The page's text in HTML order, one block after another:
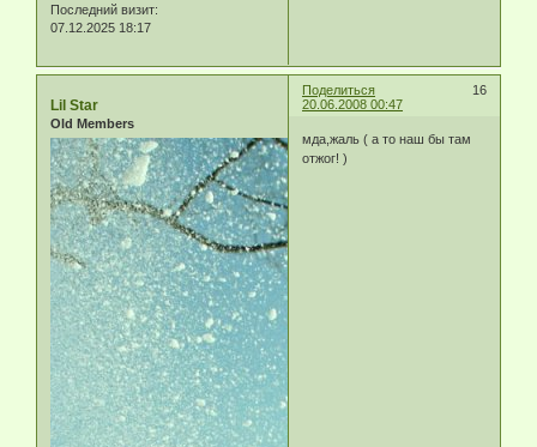
Последний визит:
07.12.2025 18:17
Поделиться
16
20.06.2008 00:47
Lil Star
Old Members
мда,жаль ( а то наш бы там
отжог! )